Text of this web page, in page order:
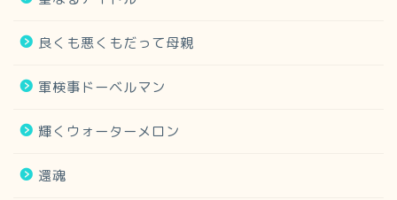
良くも悪くもだって母親
軍検事ドーベルマン
輝くウォーターメロン
還魂